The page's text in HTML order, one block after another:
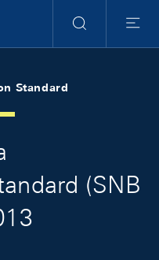
Suche
Menu
Standard
(SNB